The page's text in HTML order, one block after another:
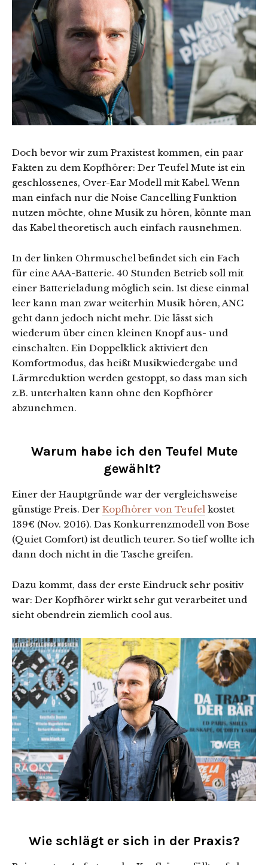
Doch bevor wir zum Praxistest kommen, ein paar
Fakten zu dem Kopfhörer: Der Teufel Mute ist ein
geschlossenes, Over-Ear Modell mit Kabel. Wenn
man einfach nur die Noise Cancelling Funktion
nutzen möchte, ohne Musik zu hören, könnte man
das Kabel theoretisch auch einfach rausnehmen.
In der linken Ohrmuschel befindet sich ein Fach
für eine AAA-Batterie. 40 Stunden Betrieb soll mit
einer Batterieladung möglich sein. Ist diese einmal
leer kann man zwar weiterhin Musik hören, ANC
geht dann jedoch nicht mehr. Die lässt sich
wiederum über einen kleinen Knopf aus- und
einschalten. Ein Doppelklick aktiviert den
Komfortmodus, das heißt Musikwiedergabe und
Lärmreduktion werden gestoppt, so dass man sich
z.B. unterhalten kann ohne den Kopfhörer
abzunehmen.
Warum habe ich den Teufel Mute
gewählt?
Einer der Hauptgründe war der vergleichsweise
günstige Preis. Der Kopfhörer von Teufel kostet
139€ (Nov. 2016). Das Konkurrenzmodell von Bose
(Quiet Comfort) ist deutlich teurer. So tief wollte ich
dann doch nicht in die Tasche greifen.
Dazu kommt, dass der erste Eindruck sehr positiv
war: Der Kopfhörer wirkt sehr gut verarbeitet und
sieht obendrein ziemlich cool aus.
Wie schlägt er sich in der Praxis?